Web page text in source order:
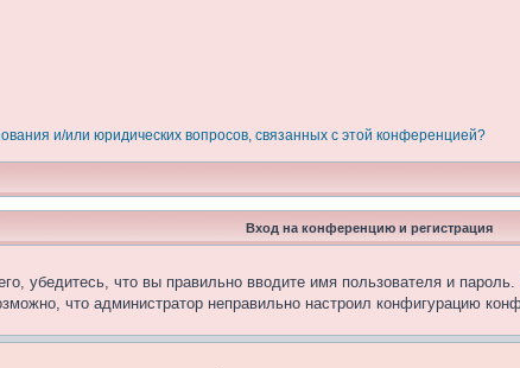
и/или юридических вопросов, связанных с этой конференцией?
Вход на конференцию и регистрация
убедитесь, что вы правильно вводите имя пользователя и
что администратор неправильно настроил конфигурацию